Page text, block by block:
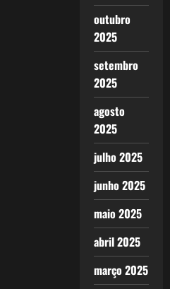
outubro
2025
setembro
2025
agosto
2025
julho 2025
junho 2025
maio 2025
abril 2025
março 2025